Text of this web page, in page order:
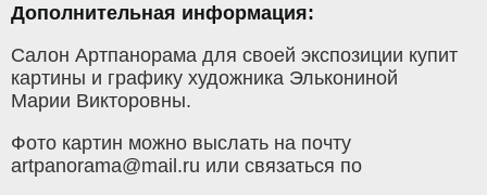
Дополнительная информация:
Салон Артпанорама для своей экспозиции купит
картины и графику художника Элькониной
Марии Викторовны.
Фото картин можно выслать на почту
artpanorama@mail.ru или связаться по